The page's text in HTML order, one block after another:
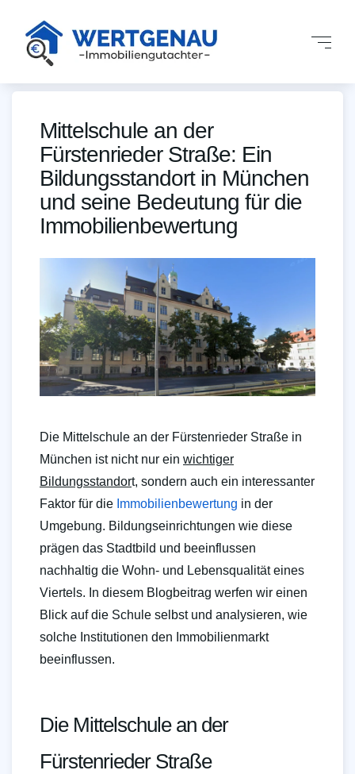
Mittelschule an der
Fürstenrieder Straße: Ein
Bildungsstandort in München
und seine Bedeutung für die
Immobilienbewertung
Die Mittelschule an der Fürstenrieder Straße in
München ist nicht nur ein wichtiger
Bildungsstandort, sondern auch ein interessanter
Faktor für die Immobilienbewertung in der
Umgebung. Bildungseinrichtungen wie diese
prägen das Stadtbild und beeinflussen
nachhaltig die Wohn- und Lebensqualität eines
Viertels. In diesem Blogbeitrag werfen wir einen
Blick auf die Schule selbst und analysieren, wie
solche Institutionen den Immobilienmarkt
beeinflussen.
Die Mittelschule an der
Fürstenrieder Straße